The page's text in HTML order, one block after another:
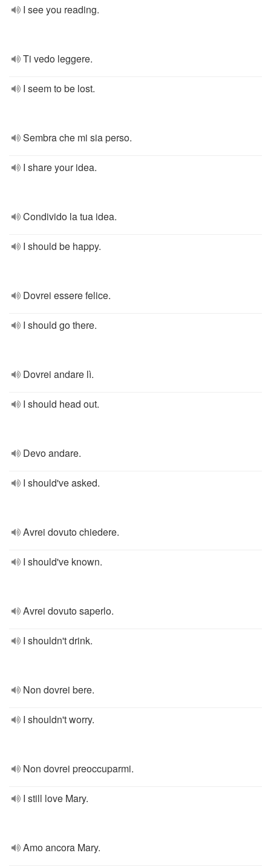
I see you reading.
Ti vedo leggere.
I seem to be lost.
Sembra che mi sia perso.
I share your idea.
Condivido la tua idea.
I should be happy.
Dovrei essere felice.
I should go there.
Dovrei andare lì.
I should head out.
Devo andare.
I should've asked.
Avrei dovuto chiedere.
I should've known.
Avrei dovuto saperlo.
I shouldn't drink.
Non dovrei bere.
I shouldn't worry.
Non dovrei preoccuparmi.
I still love Mary.
Amo ancora Mary.